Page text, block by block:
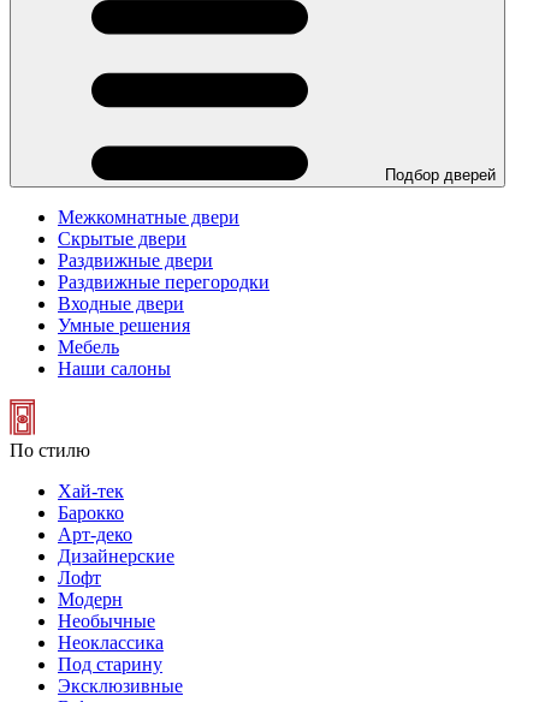
Подбор дверей
Межкомнатные двери
Скрытые двери
Раздвижные двери
Раздвижные перегородки
Входные двери
Умные решения
Мебель
Наши салоны
По стилю
Хай-тек
Барокко
Арт-деко
Дизайнерские
Лофт
Модерн
Необычные
Неоклассика
Под старину
Эксклюзивные